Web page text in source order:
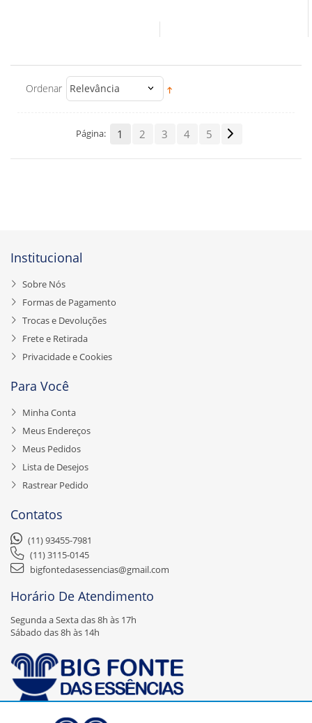
Ordenar Relevância
Página: 1 2 3 4 5
Institucional
Sobre Nós
Formas de Pagamento
Trocas e Devoluções
Frete e Retirada
Privacidade e Cookies
Para Você
Minha Conta
Meus Endereços
Meus Pedidos
Lista de Desejos
Rastrear Pedido
Contatos
(11) 93455-7981
(11) 3115-0145
bigfontedasessencias@gmail.com
Horário De Atendimento
Segunda a Sexta das 8h às 17h
Sábado das 8h às 14h